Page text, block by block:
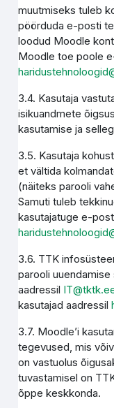
muutmiseks tuleb
pöörduda e-posti
loodud Moodle
Moodle toe poole
3.4. Kasutaja
isikuandmete
kasutamise ja
3.5. Kasutaja
et vältida
(näiteks parooli
Samuti tuleb
kasutajatuge e-
3.6. TTK
parooli
aadressil
kasutajad aadressil
3.7. Moodle’i
tegevused, mis
on vastuolus
tuvastamisel on
õppe keskkonda.